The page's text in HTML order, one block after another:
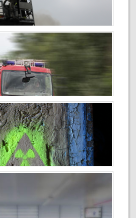
tűzoltók szemével